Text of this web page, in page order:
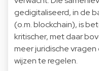
gedigitaliseerd, in de
(o.m. blockchain), is
kritischer, met daar
meer juridische
wijzen te regelen.